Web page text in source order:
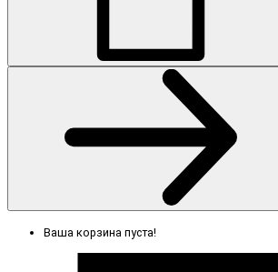
Ваша корзина пуста!